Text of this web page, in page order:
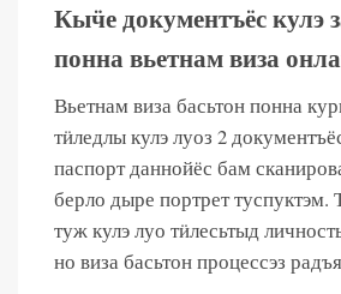
Кыӵе документъёс кулэ
понна вьетнам виза
Вьетнам виза басьтон понна
тӥледлы кулэ луоз 2
паспорт даннойёс бам
берло дыре портрет туспуктэм.
туж кулэ луо тӥлесьтыд
но виза басьтон процессэз